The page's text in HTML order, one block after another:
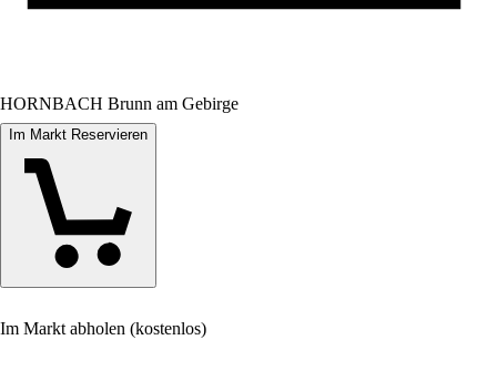
HORNBACH Brunn am Gebirge
Im Markt Reservieren
Im Markt abholen (kostenlos)